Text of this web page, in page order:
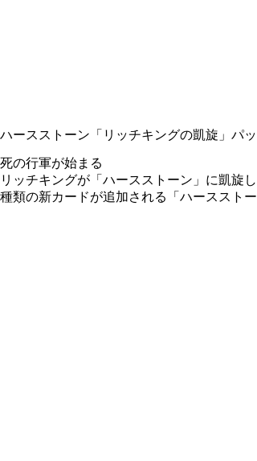
ハースストーン 「リッチキングの凱旋」パ
死の行軍が始まる
リッチキングが「ハースストーン」に凱旋
種類の新カードが追加される「ハーススト